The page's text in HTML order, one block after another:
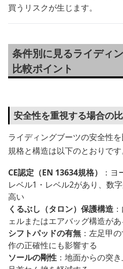
買うリスクが生じます。
条件別に見るライディ
比較ポイント
安全性を重視する場合の
ライディングブーツの安全性
規格と構造は以下のとおりです
CE認定（EN 13634規格）
：ヨ
レベル1・レベル2があり、数
高い
くるぶし（タロン）保護構造
ェルまたはエアバッグ構造が
シフトパッドの有無 ：左足甲
作の正確性にも影響する
ソールの剛性 ：地面からの突